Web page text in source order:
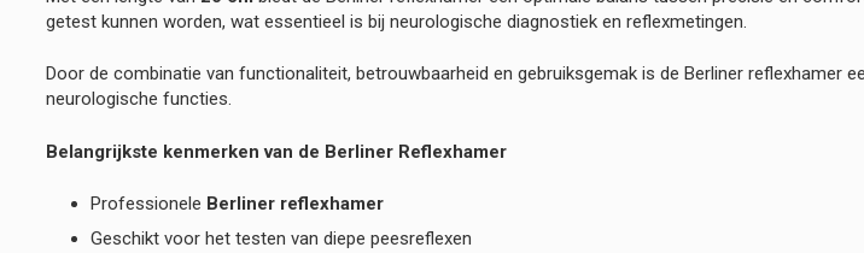
getest kunnen worden, wat essentieel is bij neurologische diagnostiek en reflexmetingen.
Door de combinatie van functionaliteit, betrouwbaarheid en gebruiksgemak is de Berliner reflexhamer
neurologische functies.
Belangrijkste kenmerken van de Berliner Reflexhamer
Professionele Berliner reflexhamer
Geschikt voor het testen van diepe peesreflexen